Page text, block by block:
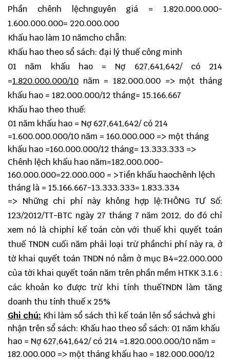
Phần chênh lệchnguyên giá = 1.820.000.000-
1.600.000.000= 220.000.000
Khấu hao làm 10 nămcho chẵn:
Khấu hao theo sổ sách: đại lý thuế công minh
01 năm khấu hao = Nợ 627,641,642/ có 214
=1.820.000.000/10 năm = 182.000.000 => một tháng
khấu hao = 182.000.000/12 tháng= 15.166.667
Khấu hao theo thuế:
01 năm khấu hao = Nợ 627,641,642/ có 214
=1.600.000.000/10 năm = 160.000.000 => một tháng
khấu hao =160.000.000/12 tháng= 13.333.333 =>
Chênh lệch khấu hao năm=182.000.000-
160.000.000=22.000.000 = >Tiền khấu haochênh lệch
tháng là = 15.166.667-13.333.333= 1.833.334
=> Những chi phí này không hợp lệ:THÔNG TƯ Số:
123/2012/TT-BTC ngày 27 tháng 7 năm 2012, do đó chỉ
xem nó là chiphí kế toán còn với thuế khi quyết toán
thuế TNDN cuối năm phải loại trừ phầnchi phí này ra, ở
tờ khai quyết toán TNDN nó nằm ở mục B4=22.000.000
của tời khai quyết toán năm trên phần mềm HTKK 3.1.6 :
các khoản ko được trừ khi tính thuếTNDN làm tăng
doanh thu tính thuế x 25%
Ghi chú: Khi làm sổ sách thì kế toán lên sổ sáchvà ghi
nhận trên sổ sách: Khấu hao theo sổ sách: 01 năm khấu
hao = Nợ 627,641,642/ có 214 =1.820.000.000/10 năm =
182.000.000 => một tháng khấu hao = 182.000.000/12